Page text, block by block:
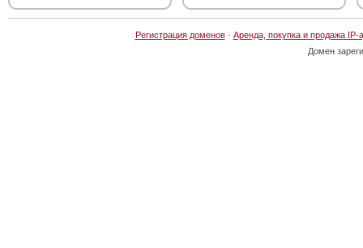
Регистрация доменов· Аренда, покупка и продажа IP-
Домен